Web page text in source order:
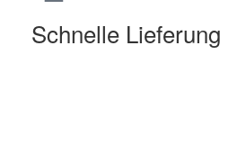
Schnelle Lieferung